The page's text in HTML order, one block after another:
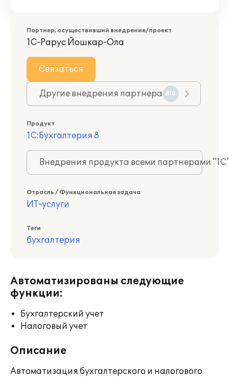
Партнер, осуществивший внедрение/проект
1С-Рарус Йошкар-Ола
Связаться
Другие внедрения партнера 810
Продукт
1С:Бухгалтерия 8
Внедрения продукта всеми партнерами
Отрасль / Функциональная задача
ИТ-услуги
Теги
бухгалтерия
Автоматизированы следующие
функции:
Бухгалтерский учет
Налоговый учет
Описание
Автоматизация бухгалтерского и налогового